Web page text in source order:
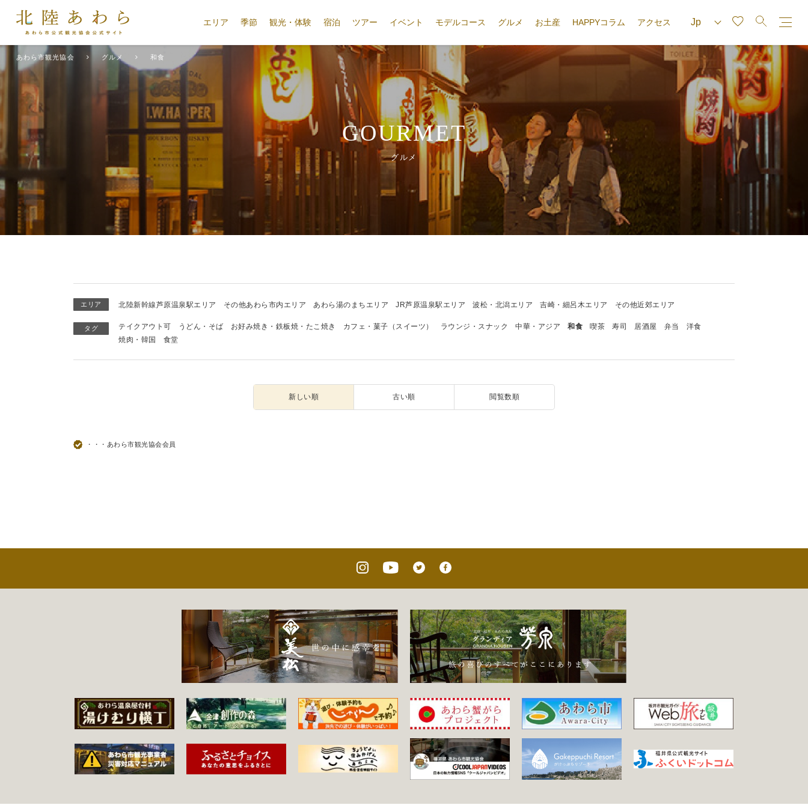
エリア 季節 観光・体験 宿泊 ツアー イベント モデルコース グルメ お土産 HAPPYコラム アクセス
あわら市観光協会 グルメ 和食
GOURMET
グルメ
エリア 北陸新幹線芦原温泉駅エリア その他あわら市内エリア あわら湯のまちエリア JR芦原温泉駅エリア 波松・北潟エリア 吉崎・細呂木エリア その他近郊エリア
タグ テイクアウト可 うどん・そば お好み焼き・鉄板焼・たこ焼き カフェ・菓子（スイーツ） ラウンジ・スナック 中華・アジア 和食 喫茶 寿司 居酒屋 弁当
洋食
焼肉・韓国
食堂
新しい順 古い順 閲覧数順
・・・あわら市観光協会会員